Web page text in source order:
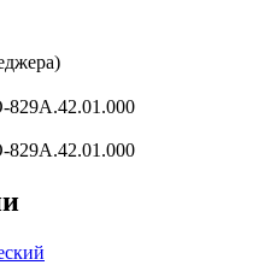
829А.42.01.000
829А.42.01.000